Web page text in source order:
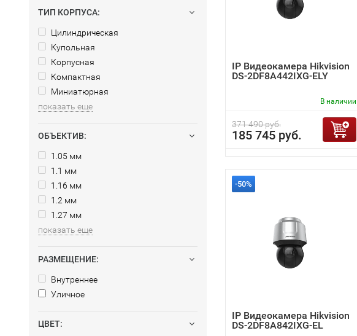
ТИП КОРПУСА:
Цилиндрическая
Купольная
Корпусная
Компактная
Миниатюрная
показать еще
ОБЪЕКТИВ:
1.05 мм
1.1 мм
1.16 мм
1.2 мм
1.27 мм
показать еще
РАЗМЕЩЕНИЕ:
Внутреннее
Уличное
ЦВЕТ:
IP Видеокамера Hikvision
DS-2DF8A442IXG-ELY
В наличии
371 490 руб.
185 745 руб.
-50%
IP Видеокамера Hikvision
DS-2DF8A842IXG-EL